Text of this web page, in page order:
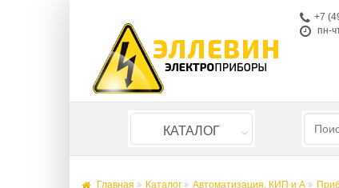
+7
пн-
КАТАЛОГ
Главная Каталог Автоматизация, КИП и А